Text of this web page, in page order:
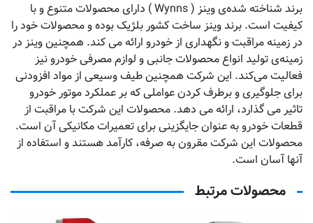
برند شناخته شده‌ی وینز ( Wynns ) دارای محصولات متنوع و با
کیفیت است. برند وینز ساخت کشور بلژیک بوده و محصولات خود را
در زمینه مراقبت و نگهداری از خودرو ارائه می کند. همچنین وینز در
زمینه‌ی تولید انواع محصولات جانبی و لوازم مصرفی خودرو نیز
فعالیت می‌کند. این شرکت همچنین طیف وسیعی از مواد افزودنی
برای جلوگیری و برطرف کردن عواملی که بر عملکرد موتور خودرو
تاثیر می گذارد، ارائه می دهد. محصولات این شرکت با مراقبت از
قطعات خودرو به عنوان جایگزینی برای تعمیرات مکانیکی آن است.
محصولات این شرکت مقرون به صرفه، کارآمد هستند و استفاده از
آنها آسان است.
محصولات مرتبط